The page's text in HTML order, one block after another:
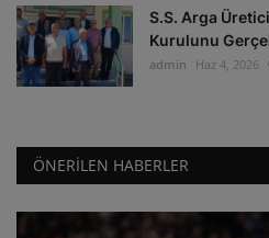
S.S. Arga
Kurulunu
admin Haz 4, 2026
ÖNERILEN HABERLER